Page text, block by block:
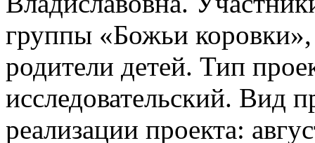
группы «Божьи
родители детей. Тип
исследовательский. Вид
реализации проекта: